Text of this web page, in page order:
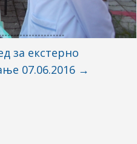
за екстерно
07.06.2016 →